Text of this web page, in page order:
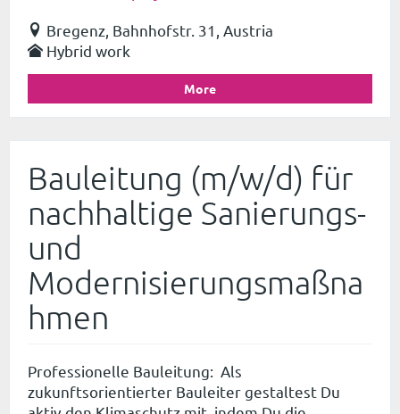
Bregenz, Bahnhofstr. 31, Austria
Hybrid work
More
Bauleitung (m/w/d) für
nachhaltige Sanierungs-
und
Modernisierungsmaßna
hmen
Professionelle Bauleitung: Als
zukunftsorientierter Bauleiter gestaltest Du